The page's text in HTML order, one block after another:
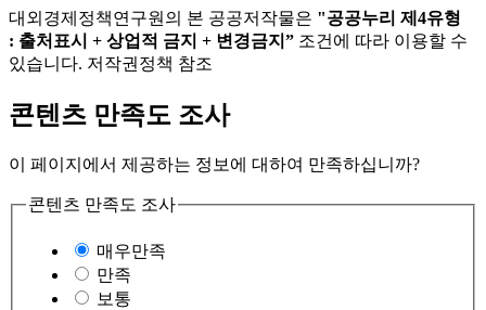
대외경제정책연구원의 본 공공저작물은 "공공누리 제4유형
: 출처표시 + 상업적 금지 + 변경금지” 조건에 따라 이용할 수
있습니다. 저작권정책 참조
콘텐츠 만족도 조사
이 페이지에서 제공하는 정보에 대하여 만족하십니까?
콘텐츠 만족도 조사
매우만족
만족
보통